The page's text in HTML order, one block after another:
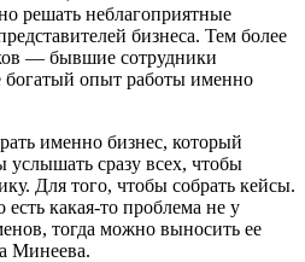
решать неблагоприятные
бизнеса. Тем более
— бывшие сотрудники
богатый опыт работы именно
именно бизнес, который
сразу всех, чтобы
Для того, чтобы собрать кейсы.
есть какая-то проблема не у
тогда можно выносить ее
Минеева.